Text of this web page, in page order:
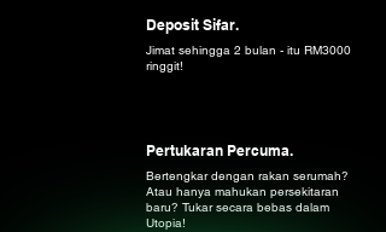
Deposit Sifar.
Jimat sehingga 2 bulan - itu RM3000
ringgit!
Pertukaran Percuma.
Bertengkar dengan rakan serumah?
Atau hanya mahukan persekitaran
baru? Tukar secara bebas dalam
Utopia!